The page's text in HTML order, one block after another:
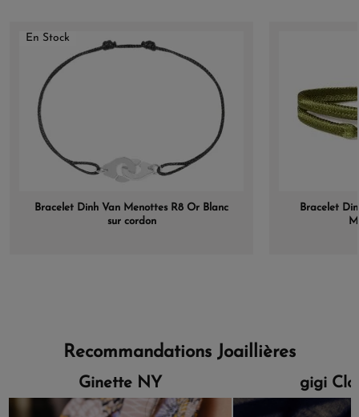
En Stock
Bracelet Dinh Van Menottes R8 Or Blanc
sur cordon
Bracelet
Recommandations Joaillières
Ginette NY gigi